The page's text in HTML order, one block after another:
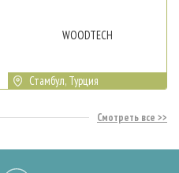
WOODTECH
Стамбул, Турция
Смотреть все